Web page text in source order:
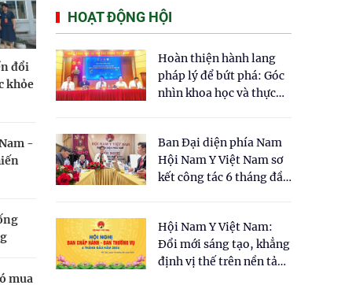
đổi
khỏe
-
mua
HOẠT ĐỘNG HỘI
Hoàn thiện hành lang
pháp lý để bứt phá: Góc
nhìn khoa học và thực
cho Luật Y dược cổ
truyền Việt Nam"
Ban Đại diện phía Nam
Hội Nam Y Việt Nam sơ
kết công tác 6 tháng đầu
Hội Nam Y Việt Nam:
Đổi mới sáng tạo, khẳng
định vị thế trên nền tảng